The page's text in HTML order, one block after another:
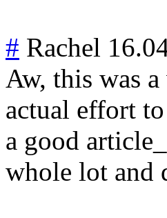
# Rachel
Aw, this was
actual effort to
a good
whole lot and